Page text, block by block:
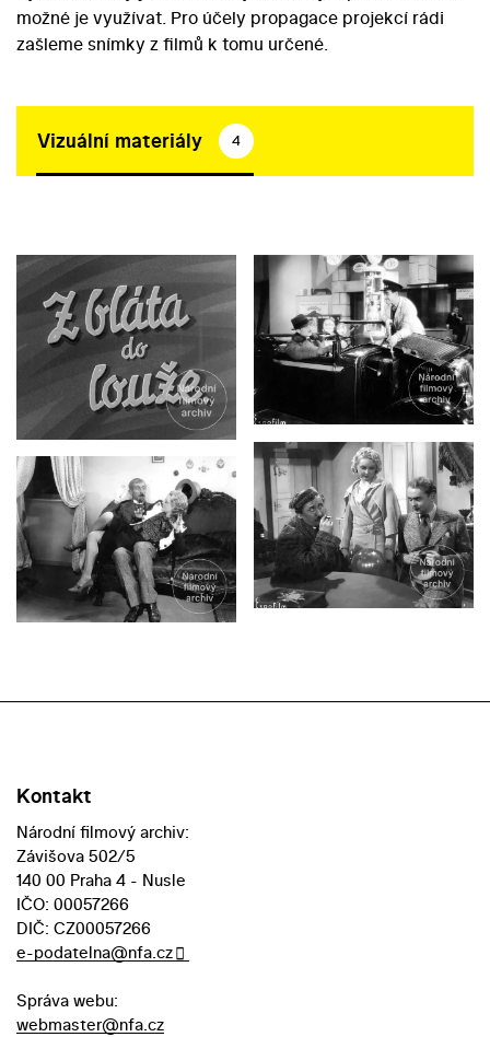
možné je využívat. Pro účely propagace projekcí rádi
zašleme snímky z filmů k tomu určené.
Vizuální materiály 4
Kontakt
Národní filmový archiv:
Závišova 502/5
140 00 Praha 4 - Nusle
IČO: 00057266
DIČ: CZ00057266
e-podatelna@nfa.cz
Správa webu:
webmaster@nfa.cz